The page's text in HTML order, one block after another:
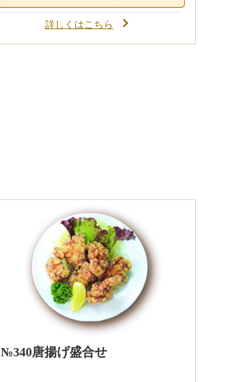
詳しくはこちら
№340唐揚げ盛合せ